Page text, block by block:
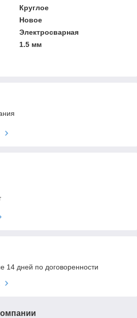
Круглое
Новое
Электросварная
1.5 мм
14 дней по договоренности